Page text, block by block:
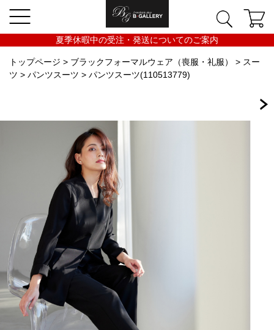
夏季休暇中の受注・発送についてのご案内
トップページ > ブラックフォーマルウェア（喪服・礼服） > スー
ツ > パンツスーツ > パンツスーツ(110513779)